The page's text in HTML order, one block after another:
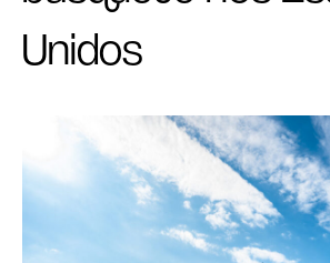
Unidos